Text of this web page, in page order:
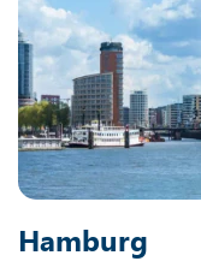
Hamburg